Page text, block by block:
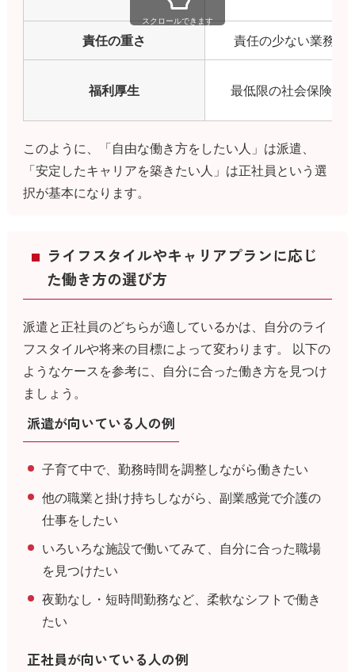
責任の重さ 責任の少ない業務を
福利厚生 最低限の社会保険が
スクロールできます
このように、「自由な働き方をしたい人」は派遣、
「安定したキャリアを築きたい人」は正社員という選
択が基本になります。
ライフスタイルやキャリアプランに応じ
た働き方の選び方
派遣と正社員のどちらが適しているかは、自分のライ
フスタイルや将来の目標によって変わります。 以下の
ようなケースを参考に、自分に合った働き方を見つけ
ましょう。
派遣が向いている人の例
子育て中で、勤務時間を調整しながら働きたい
他の職業と掛け持ちしながら、副業感覚で介護の
仕事をしたい
いろいろな施設で働いてみて、自分に合った職場
を見つけたい
夜勤なし・短時間勤務など、柔軟なシフトで働き
たい
正社員が向いている人の例